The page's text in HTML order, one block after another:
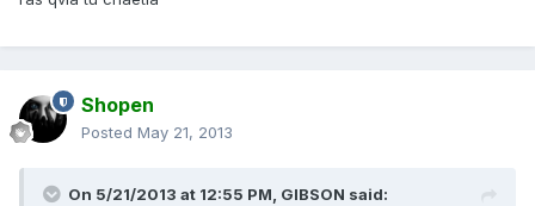
Shopen
Posted May 21, 2013
On 5/21/2013 at 12:55 PM, GIBSON said: